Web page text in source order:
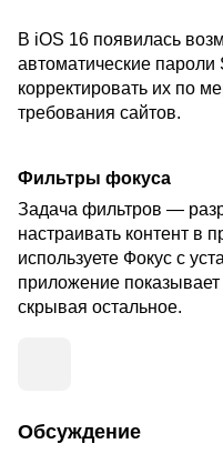
В iOS 16 появилась
автоматические
корректировать их по
требования сайтов.
Фильтры фокуса
Задача фильтров —
настраивать контент в
используете Фокус с
приложение показывает
скрывая остальное.
Обсуждение